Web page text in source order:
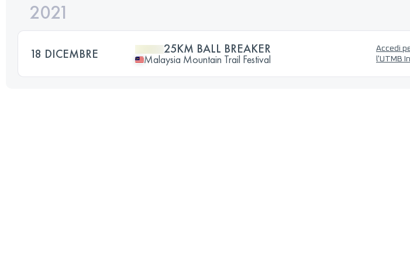
2021
18 DICEMBRE 25KM BALL BREAKER
Malaysia Mountain Trail Festival
Accedi
l'UTMB